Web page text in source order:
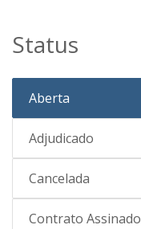
Status
Aberta
Adjudicado
Cancelada
Contrato Assinado